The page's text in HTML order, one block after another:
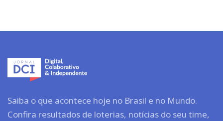
Saiba o que acontece hoje no Brasil e no Mundo.
Confira resultados de loterias, notícias do seu time,